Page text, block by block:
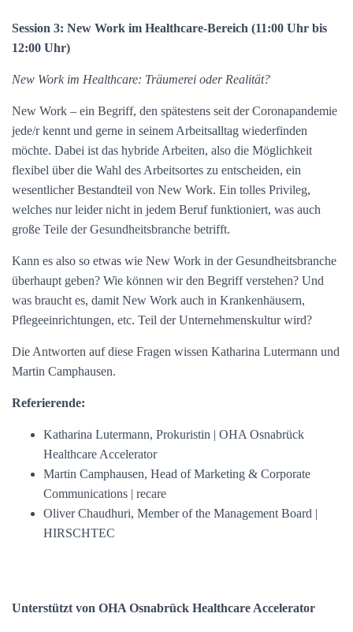
Session 3: New Work im Healthcare-Bereich (11:00 Uhr bis
12:00 Uhr)
New Work im Healthcare: Träumerei oder Realität?
New Work – ein Begriff, den spätestens seit der Coronapandemie
jede/r kennt und gerne in seinem Arbeitsalltag wiederfinden
möchte. Dabei ist das hybride Arbeiten, also die Möglichkeit
flexibel über die Wahl des Arbeitsortes zu entscheiden, ein
wesentlicher Bestandteil von New Work. Ein tolles Privileg,
welches nur leider nicht in jedem Beruf funktioniert, was auch
große Teile der Gesundheitsbranche betrifft.
Kann es also so etwas wie New Work in der Gesundheitsbranche
überhaupt geben? Wie können wir den Begriff verstehen? Und
was braucht es, damit New Work auch in Krankenhäusern,
Pflegeeinrichtungen, etc. Teil der Unternehmenskultur wird?
Die Antworten auf diese Fragen wissen Katharina Lutermann und
Martin Camphausen.
Referierende:
Katharina Lutermann, Prokuristin | OHA Osnabrück
Healthcare Accelerator
Martin Camphausen, Head of Marketing & Corporate
Communications | recare
Oliver Chaudhuri, Member of the Management Board |
HIRSCHTEC
Unterstützt von OHA Osnabrück Healthcare Accelerator